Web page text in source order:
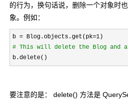
的行为，换句话说，删除一个对象时
象。例如：
b = Blog.objects.get(pk=1
# This will delete the Blog
b.delete()
要注意的是： delete() 方法是